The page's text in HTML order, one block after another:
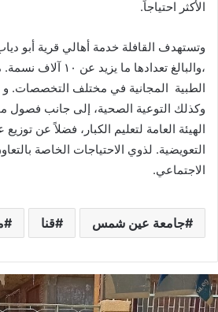
الأكثر احتياجاً.
وتستهدف القافلة خدمة أهالي قرية أبو
،والبالغ تعدادها ما
الطبية المجانية في مختلف التخصصات. و
وكذلك التوعية الصحية، إلى جانب فصول
الهيئة العامة لتعليم الكبار، فضلاً عن
التعويضية. لذوي الاحتياجات الخاصة
الاجتماعي.
جامعة عين شمس قنا